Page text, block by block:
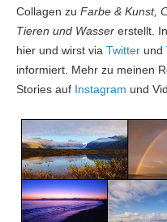
Collagen zu Farbe & Kunst,
Tieren und Wasser erstellt.
hier und wirst via Twitter und
informiert. Mehr zu meinen
Stories auf Instagram und